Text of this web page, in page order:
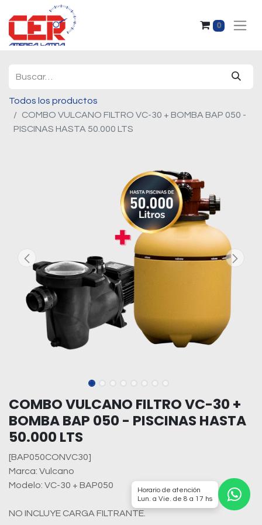
0
Todos los productos
COMBO VULCANO FILTRO VC-30 + BOMBA BAP 050 -
PISCINAS HASTA 50.000 LTS
COMBO VULCANO FILTRO VC-30 +
BOMBA BAP 050 - PISCINAS HASTA
50.000 LTS
[BAP050CONVC30]
Marca: Vulcano
Modelo: VC-30 + BAP050
NO INCLUYE CARGA FILTRANTE.
Horario de atención
Lun. a Vie. de 8 a 17 hs